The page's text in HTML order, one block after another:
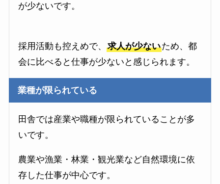
が少ないです。
採用活動も控えめで、 求人が少ないため、都
会に比べると仕事が少ないと感じられます。
業種が限られている
田舎では産業や職種が限られていることが多
いです。
農業や漁業・林業・観光業など自然環境に依
存した仕事が中心です。